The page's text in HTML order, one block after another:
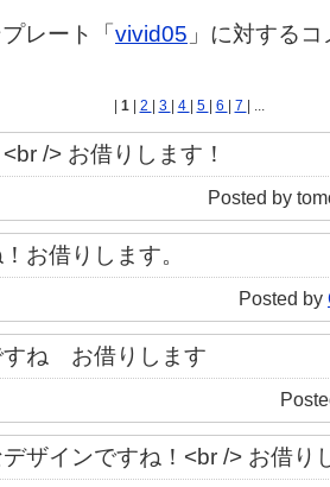
レート「 vivid05 」に対する
1 2 3 4 5 6 7 | ...
/> お借りします！
Posted by
お借りします。
Posted by
すね お借りします
ザインですね！<br /> お借り